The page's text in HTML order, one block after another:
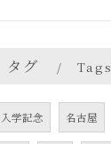
タグ Tags
入学記念 名古屋